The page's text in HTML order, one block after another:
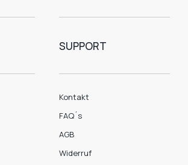
SUPPORT
Kontakt
FAQ´s
AGB
Widerruf